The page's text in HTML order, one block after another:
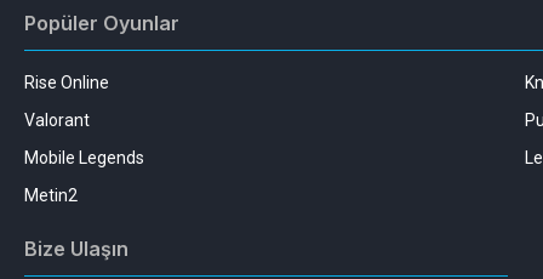
Popüler Oyunlar
Rise Online
Valorant
Mobile Legends
Metin2
Bize Ulaşın